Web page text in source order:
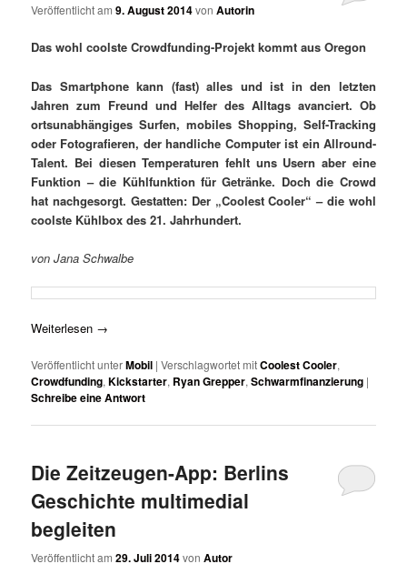
Veröffentlicht am9. August 2014vonAutorin
Das wohl coolste Crowdfunding-Projekt kommt aus Oregon
Das Smartphone kann (fast) alles und ist in den letzten
Jahren zum Freund und Helfer des Alltags avanciert. Ob
ortsunabhängiges Surfen, mobiles Shopping, Self-Tracking
oder Fotografieren, der handliche Computer ist ein Allround-
Talent. Bei diesen Temperaturen fehlt uns Usern aber eine
Funktion – die Kühlfunktion für Getränke. Doch die Crowd
hat nachgesorgt. Gestatten: Der „Coolest Cooler“ – die wohl
coolste Kühlbox des 21. Jahrhundert.
von Jana Schwalbe
Weiterlesen →
Veröffentlicht unterMobil |Verschlagwortet mitCoolest Cooler,
Crowdfunding,Kickstarter, Ryan Grepper,Schwarmfinanzierung |
Schreibe eine Antwort
Die Zeitzeugen-App: Berlins
Geschichte multimedial
begleiten
Veröffentlicht am29. Juli 2014vonAutor